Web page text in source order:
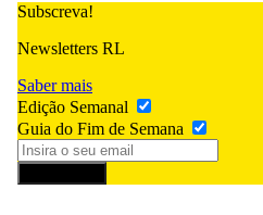
Subscreva!
Newsletters RL
Saber mais
Edição Semanal
Guia do Fim de Semana